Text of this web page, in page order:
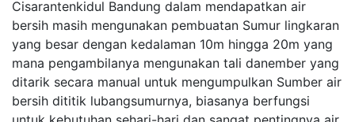
Cisarantenkidul Bandung dalam mendapatkan air
bersih masih mengunakan pembuatan Sumur lingkaran
yang besar dengan kedalaman 10m hingga 20m yang
mana pengambilanya mengunakan tali danember yang
ditarik secara manual untuk mengumpulkan Sumber air
bersih dititik lubangsumurnya, biasanya berfungsi